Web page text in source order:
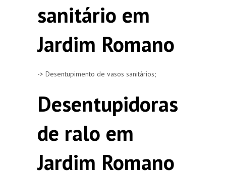
sanitário em
Jardim Romano
-> Desentupimento de vasos sanitários;
Desentupidoras
de ralo em
Jardim Romano